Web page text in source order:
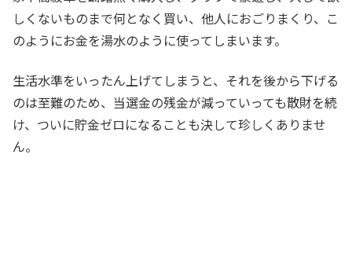
しくないものまで何となく買い、他人におごりまくり、こ
のようにお金を湯水のように使ってしまいます。
生活水準をいったん上げてしまうと、それを後から下げる
のは至難のため、当選金の残金が減っていっても散財を続
け、ついに貯金ゼロになることも決して珍しくありませ
ん。